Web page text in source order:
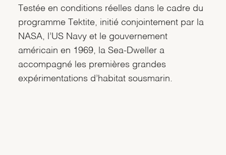
Testée en conditions réelles dans le cadre du
programme Tektite, initié conjointement par la
NASA, l’US Navy et le gouvernement
américain en 1969, la Sea-Dweller a
accompagné les premières grandes
expérimentations d’habitat sousmarin.